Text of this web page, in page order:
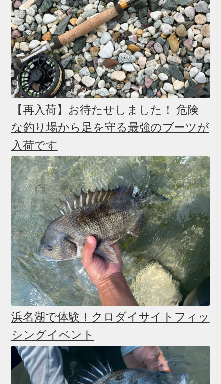
【再入荷】お待たせしました！ 危険
な釣り場から足を守る最強のブーツが
入荷です
浜名湖で体験！クロダイサイトフィッ
シングイベント